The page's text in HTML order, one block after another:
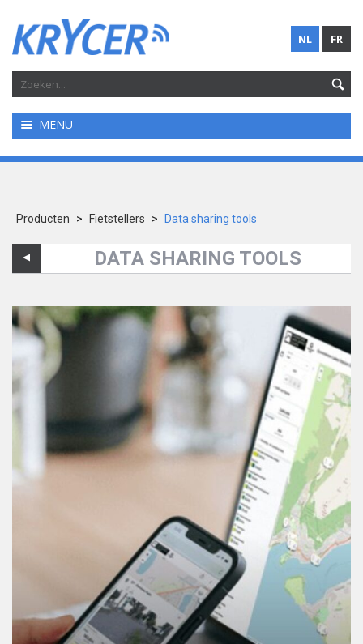
FR
NL
MENU
Producten > Fietstellers > Data sharing tools
DATA SHARING TOOLS